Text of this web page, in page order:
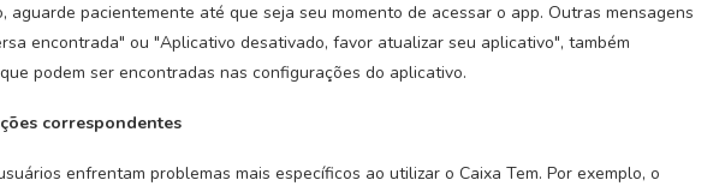
aguarde pacientemente até que seja seu momento de acessar o app. Outras mensagens
encontrada" ou "Aplicativo desativado, favor atualizar seu aplicativo", também
podem ser encontradas nas configurações do aplicativo.
correspondentes
enfrentam problemas mais específicos ao utilizar o Caixa Tem. Por exemplo, o